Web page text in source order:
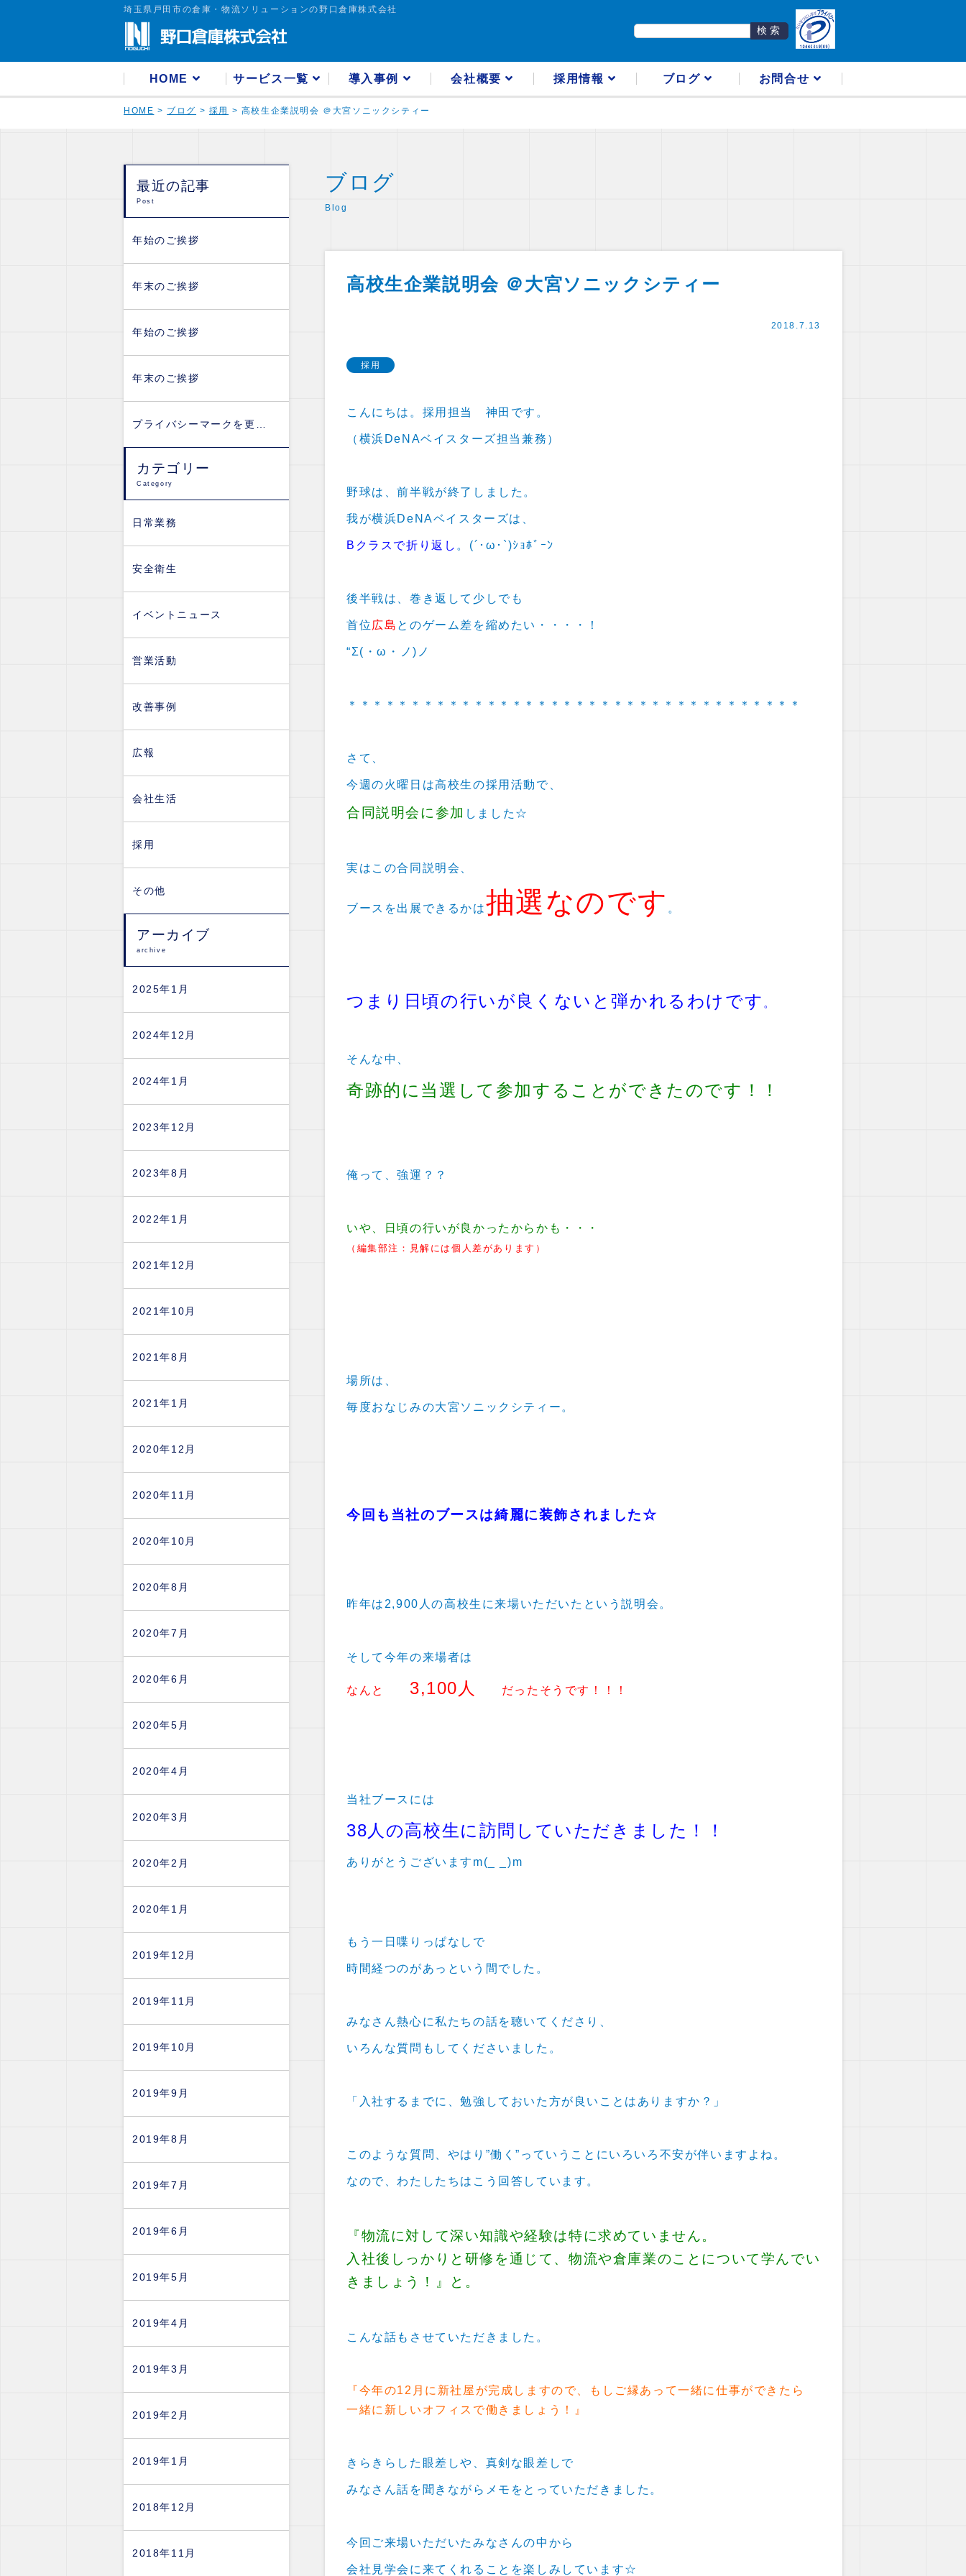
埼玉県戸田市の倉庫・物流ソリューションの野口倉庫株式会社
HOME サービス一覧 導入事例 会社概要 採用情報 ブログ お問合せ
HOME > ブログ > 採用 > 高校生企業説明会 ＠大宮ソニックシティー
ブログ
Blog
高校生企業説明会 ＠大宮ソニックシティー
2018.7.13
採用
こんにちは。採用担当 神田です。
（横浜DeNAベイスターズ担当兼務）
野球は、前半戦が終了しました。
我が横浜DeNAベイスターズは、
Bクラスで折り返し 。(´･ω･`)ｼｮﾎﾞｰﾝ
後半戦は、巻き返して少しでも
首位 広島 とのゲーム差を縮めたい・・・・！
“Σ(・ω・ノ)ノ
＊＊＊＊＊＊＊＊＊＊＊＊＊＊＊＊＊＊＊＊＊＊＊＊＊＊＊＊＊＊＊＊＊＊＊＊
さて、
今週の火曜日は高校生の採用活動で、
合同説明会に参加 しました☆
実はこの合同説明会、
ブースを出展できるかは抽選なのです 。
つまり日頃の行いが良くないと弾かれるわけです 。
そんな中、
奇跡的に当選して参加することができたのです！！
俺って、強運？？
いや、日頃の行いが良かったからかも・・・
（編集部注：見解には個人差があります）
場所は、
毎度おなじみの大宮ソニックシティー。
今回も当社のブースは綺麗に装飾されました☆
昨年は2,900人の高校生に来場いただいたという説明会。
そして今年の来場者は
なんと 3,100人 だったそうです！！！
当社ブースには
38人の高校生に訪問していただきました！！
ありがとうございますm(_ _)m
もう一日喋りっぱなしで
時間経つのがあっという間でした。
みなさん熱心に私たちの話を聴いてくださり、
いろんな質問もしてくださいました。
「入社するまでに、勉強しておいた方が良いことはありますか？」
このような質問、やはり”働く”っていうことにいろいろ不安が伴いますよね。
なので、わたしたちはこう回答しています。
『物流に対して深い知識や経験は特に求めていません。
入社後しっかりと研修を通じて、物流や倉庫業のことについて学んでい
きましょう！』と。
こんな話もさせていただきました。
『今年の12月に新社屋が完成しますので、もしご縁あって一緒に仕事ができたら
一緒に新しいオフィスで働きましょう！』
きらきらした眼差しや、真剣な眼差しで
みなさん話を聞きながらメモをとっていただきました。
今回ご来場いただいたみなさんの中から
会社見学会に来てくれることを楽しみしています☆
最近の記事
Post
年始のご挨拶
年末のご挨拶
年始のご挨拶
年末のご挨拶
プライバシーマークを更…
カテゴリー
Category
日常業務
安全衛生
イベントニュース
営業活動
改善事例
広報
会社生活
採用
その他
アーカイブ
archive
2025年1月
2024年12月
2024年1月
2023年12月
2023年8月
2022年1月
2021年12月
2021年10月
2021年8月
2021年1月
2020年12月
2020年11月
2020年10月
2020年8月
2020年7月
2020年6月
2020年5月
2020年4月
2020年3月
2020年2月
2020年1月
2019年12月
2019年11月
2019年10月
2019年9月
2019年8月
2019年7月
2019年6月
2019年5月
2019年4月
2019年3月
2019年2月
2019年1月
2018年12月
2018年11月